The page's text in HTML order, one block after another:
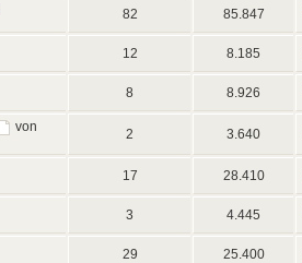
82 85.847
12 8.185
8 8.926
von
2 3.640
17 28.410
3 4.445
29 25.400